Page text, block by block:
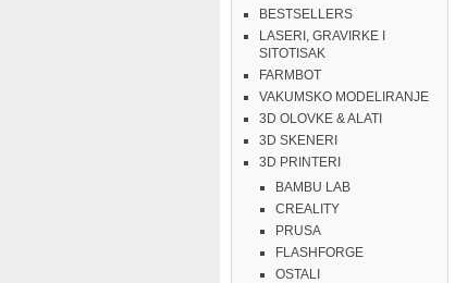
BESTSELLERS
LASERI, GRAVIRKE I
SITOTISAK
FARMBOT
VAKUMSKO MODELIRANJE
3D OLOVKE & ALATI
3D SKENERI
3D PRINTERI
BAMBU LAB
CREALITY
PRUSA
FLASHFORGE
OSTALI